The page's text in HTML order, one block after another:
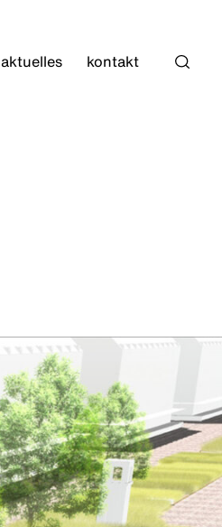
aktuelles kontakt